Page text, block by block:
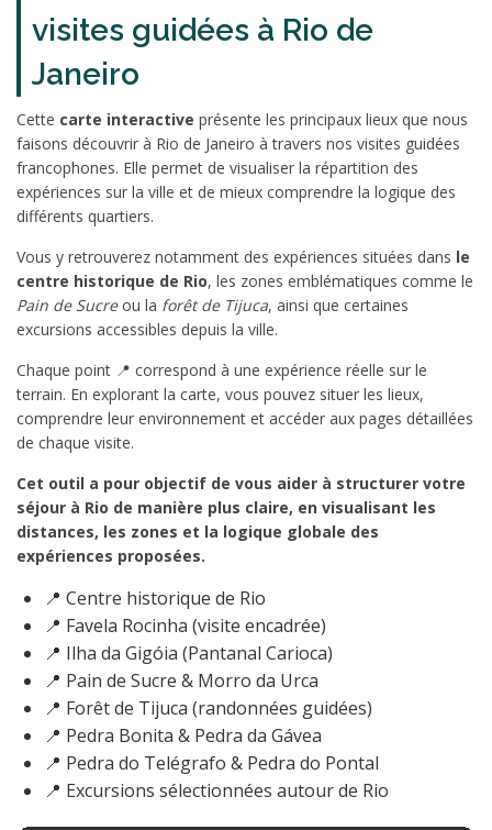
visites guidées à Rio de
Janeiro
Cette carte interactive présente les principaux lieux que nous
faisons découvrir à Rio de Janeiro à travers nos visites guidées
francophones. Elle permet de visualiser la répartition des
expériences sur la ville et de mieux comprendre la logique des
différents quartiers.
Vous y retrouverez notamment des expériences situées dans le
centre historique de Rio, les zones emblématiques comme le
Pain de Sucreou la forêt de Tijuca, ainsi que certaines
excursions accessibles depuis la ville.
Chaque point 📍 correspond à une expérience réelle sur le
terrain. En explorant la carte, vous pouvez situer les lieux,
comprendre leur environnement et accéder aux pages détaillées
de chaque visite.
Cet outil a pour objectif de vous aider à structurer votre
séjour à Rio de manière plus claire, en visualisant les
distances, les zones et la logique globale des
expériences proposées.
📍 Centre historique de Rio
📍 Favela Rocinha (visite encadrée)
📍 Ilha da Gigóia (Pantanal Carioca)
📍 Pain de Sucre & Morro da Urca
📍 Forêt de Tijuca (randonnées guidées)
📍 Pedra Bonita & Pedra da Gávea
📍 Pedra do Telégrafo & Pedra do Pontal
📍 Excursions sélectionnées autour de Rio